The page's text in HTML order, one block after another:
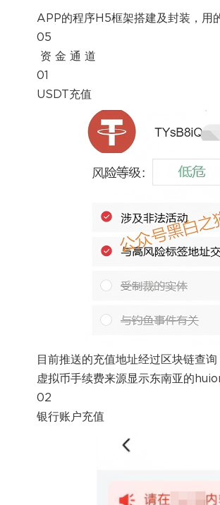
APP的程序H5框架搭建及封装，用
05
资 金 通 道
01
USDT充值
目前推送的充值地址经过区块链查
虚拟币手续费来源显示东南亚的
02
银行账户充值